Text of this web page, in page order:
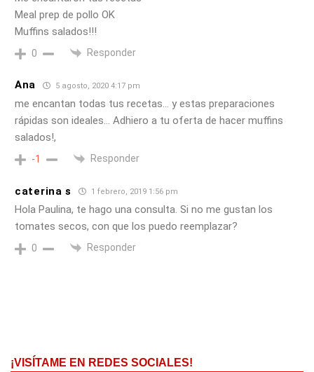
Meal prep de pollo OK
Muffins salados!!!
0 Responder
Ana 5 agosto, 2020 4:17 pm
me encantan todas tus recetas… y estas preparaciones
rápidas son ideales… Adhiero a tu oferta de hacer muffins
salados!,
-1 Responder
caterina s 1 febrero, 2019 1:56 pm
Hola Paulina, te hago una consulta. Si no me gustan los
tomates secos, con que los puedo reemplazar?
0 Responder
¡VISÍTAME EN REDES SOCIALES!